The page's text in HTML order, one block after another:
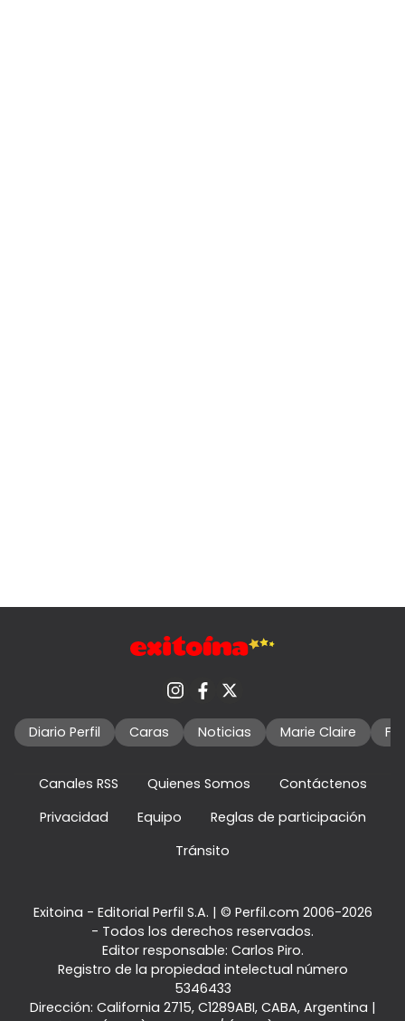
Diario Perfil Caras Noticias Marie Claire
Canales RSS Quienes Somos
Contáctenos
Privacidad
Equipo
Reglas de participación
Tránsito
Exitoina - Editorial Perfil S.A. | © Perfil.com 2006-2026
- Todos los derechos reservados.
Editor responsable: Carlos Piro.
Registro de la propiedad intelectual número
5346433
Dirección: California 2715, C1289ABI, CABA, Argentina |